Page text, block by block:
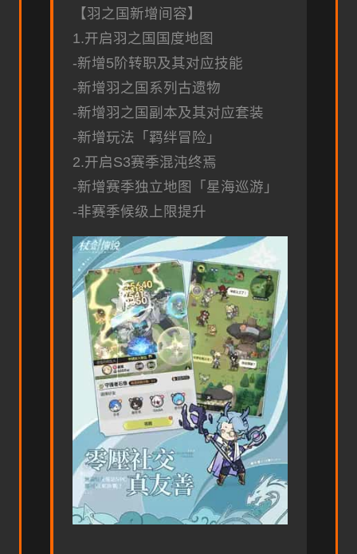
【羽之国新增间容】
1.开启羽之国国度地图
-新增5阶转职及其对应技能
-新增羽之国系列古遗物
-新增羽之国副本及其对应套装
-新增玩法「羁绊冒险」
2.开启S3赛季混沌终焉
-新增赛季独立地图「星海巡游」
-非赛季候级上限提升